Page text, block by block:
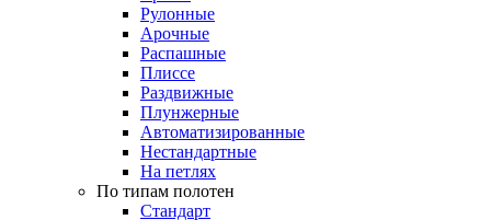
Рулонные
Арочные
Распашные
Плиссе
Раздвижные
Плунжерные
Автоматизированные
Нестандартные
На петлях
По типам полотен
Стандарт